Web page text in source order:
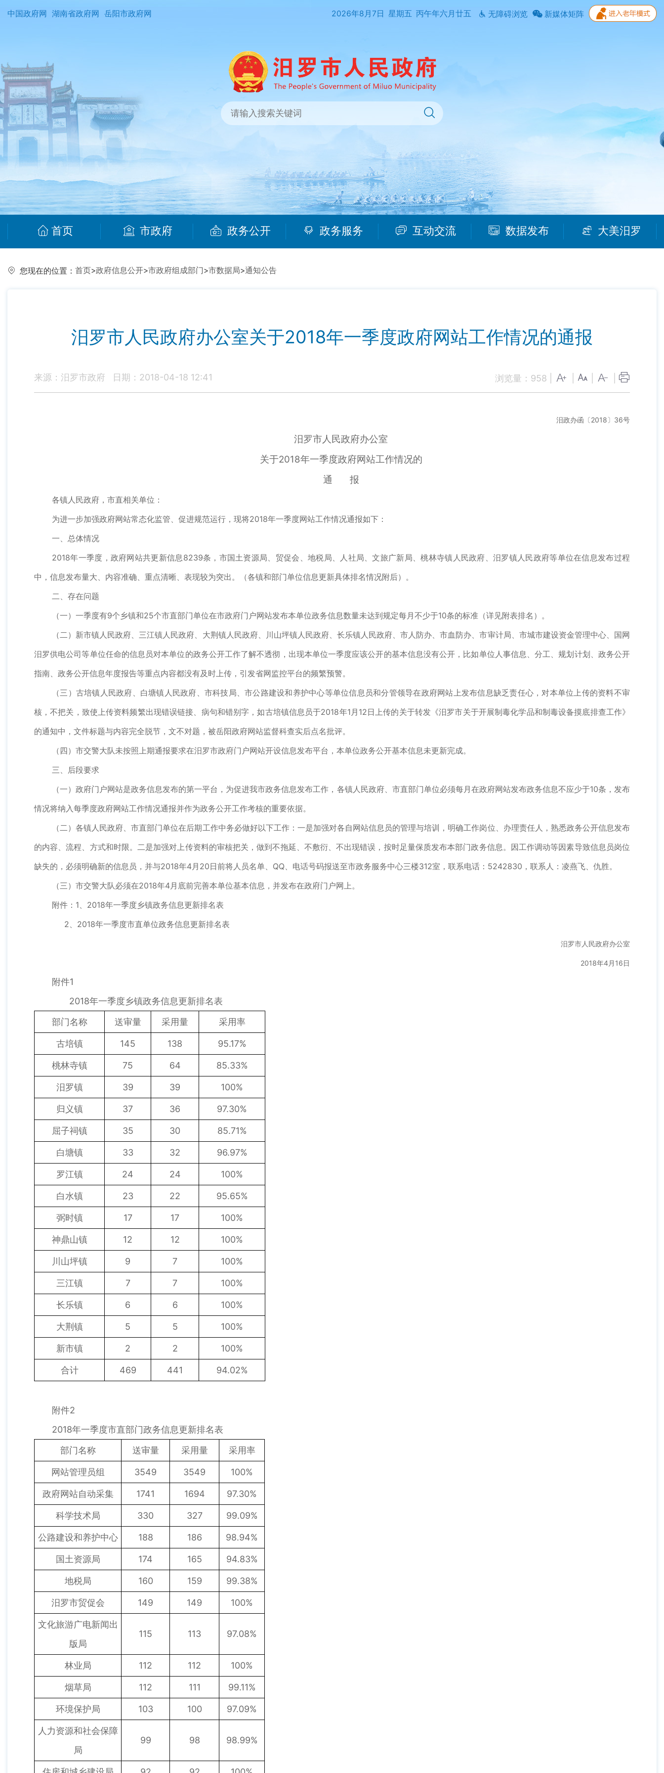
中国政府网 湖南省政府网 岳阳市政府网 2026年8月7日 星期五 丙午年六月廿五 无障碍浏览 新媒体矩阵
首页 市政府 政务公开 政务服务 互动交流 数据发布 大美汨罗
您现在的位置： 首页>政府信息公开>市政府组成部门>市数据局>通知公告
汨罗市人民政府办公室关于2018年一季度政府网站工作情况的通报
来源：汨罗市政府 日期：2018-04-18 12:41 浏览量： 958
汨政办函〔2018〕36号
汨罗市人民政府办公室
关于2018年一季度政府网站工作情况的
通 报
各镇人民政府，市直相关单位：
为进一步加强政府网站常态化监管、促进规范运行，现将2018年一季度网站工作情况通报如下：
一、总体情况
2018年一季度，政府网站共更新信息8239条，市国土资源局、贸促会、地税局、人社局、文旅广新局、桃林寺镇人民政府、汨罗镇人民政府等单位在信息发布过程
中，信息发布量大、内容准确、重点清晰、表现较为突出。（各镇和部门单位信息更新具体排名情况附后）。
二、存在问题
（一）一季度有9个乡镇和25个市直部门单位在市政府门户网站发布本单位政务信息数量未达到规定每月不少于10条的标准（详见附表排名）。
（二）新市镇人民政府、三江镇人民政府、大荆镇人民政府、川山坪镇人民政府、长乐镇人民政府、市人防办、市血防办、市审计局、市城市建设资金管理中心、国网
汨罗供电公司等单位任命的信息员对本单位的政务公开工作了解不透彻，出现本单位一季度应该公开的基本信息没有公开，比如单位人事信息、分工、规划计划、政务公开
指南、政务公开信息年度报告等重点内容都没有及时上传，引发省网监控平台的频繁预警。
（三）古培镇人民政府、白塘镇人民政府、市科技局、市公路建设和养护中心等单位信息员和分管领导在政府网站上发布信息缺乏责任心，对本单位上传的资料不审
核，不把关，致使上传资料频繁出现错误链接、病句和错别字，如古培镇信息员于2018年1月12日上传的关于转发《汨罗市关于开展制毒化学品和制毒设备摸底排查工作》
的通知中，文件标题与内容完全脱节，文不对题，被岳阳政府网站监督科查实后点名批评。
（四）市交警大队未按照上期通报要求在汨罗市政府门户网站开设信息发布平台，本单位政务公开基本信息未更新完成。
三、后段要求
（一）政府门户网站是政务信息发布的第一平台，为促进我市政务信息发布工作，各镇人民政府、市直部门单位必须每月在政府网站发布政务信息不应少于10条，发布
情况将纳入每季度政府网站工作情况通报并作为政务公开工作考核的重要依据。
（二）各镇人民政府、市直部门单位在后期工作中务必做好以下工作：一是加强对各自网站信息员的管理与培训，明确工作岗位、办理责任人，熟悉政务公开信息发布
的内容、流程、方式和时限。二是加强对上传资料的审核把关，做到不拖延、不敷衍、不出现错误，按时足量保质发布本部门政务信息。因工作调动等因素导致信息员岗位
缺失的，必须明确新的信息员，并与2018年4月20日前将人员名单、QQ、电话号码报送至市政务服务中心三楼312室，联系电话：5242830，联系人：凌燕飞、仇胜。
（三）市交警大队必须在2018年4月底前完善本单位基本信息，并发布在政府门户网上。
附件：1、2018年一季度乡镇政务信息更新排名表
2、2018年一季度市直单位政务信息更新排名表
汨罗市人民政府办公室
2018年4月16日
附件1
2018年一季度乡镇政务信息更新排名表
部门名称
送审量 采用量 采用率
古培镇 145 138 95.17%
桃林寺镇 75 64 85.33%
汨罗镇 39 39 100%
归义镇 37 36 97.30%
屈子祠镇 35 30 85.71%
白塘镇 33 32 96.97%
罗江镇 24 24 100%
白水镇 23 22 95.65%
弼时镇 17 17 100%
神鼎山镇 12 12 100%
川山坪镇 9 7 100%
三江镇 7 7 100%
长乐镇 6 6 100%
大荆镇 5 5 100%
新市镇 2 2 100%
合计 469 441 94.02%
附件2
2018年一季度市直部门政务信息更新排名表
部门名称
送审量 采用量 采用率
网站管理员组 3549 3549 100%
政府网站自动采集 1741 1694 97.30%
科学技术局 330 327 99.09%
公路建设和养护中心 188 186 98.94%
国土资源局 174 165 94.83%
地税局 160 159 99.38%
汨罗市贸促会 149 149 100%
文化旅游广电新闻出
版局
115 113 97.08%
林业局 112 112 100%
烟草局 112 111 99.11%
环境保护局 103 100 97.09%
人力资源和社会保障
局
99 98 98.99%